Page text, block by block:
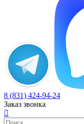
8 (831) 424-94-24
Заказ звонка